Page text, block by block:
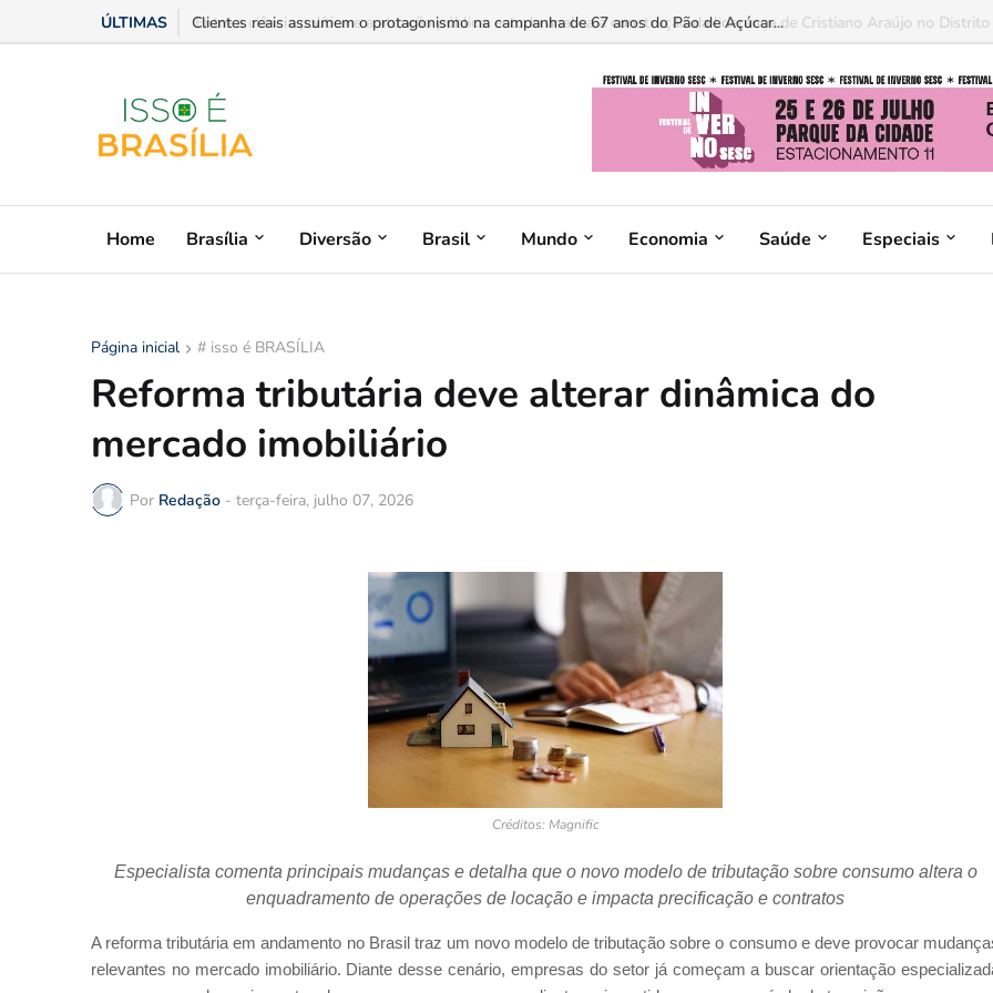
ÚLTIMAS Entre a ciência política e a atuação pública: estudo analisa a construção da liderança de Cristiano Araújo no Distrito
Home Brasília Diversão Brasil Mundo Economia Saúde Especiais
Página inicial # isso é BRASÍLIA
Reforma tributária deve alterar dinâmica do
mercado imobiliário
Por Redação - terça-feira, julho 07, 2026
Créditos: Magnific
Especialista comenta principais mudanças e detalha que o novo modelo de tributação sobre consumo altera o
enquadramento de operações de locação e impacta precificação e contratos
A reforma tributária em andamento no Brasil traz um novo modelo de tributação sobre o consumo e deve provocar
relevantes no mercado imobiliário. Diante desse cenário, empresas do setor já começam a buscar orientação